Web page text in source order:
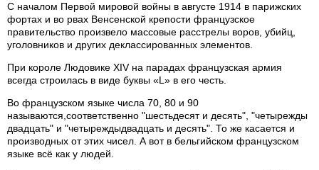
С началом Первой мировой войны в августе 1914 в парижских
фортах и во рвах Венсенской крепости французское
правительство произвело массовые расстрелы воров, убийц,
уголовников и других деклассированных элементов.
При короле Людовике XIV на парадах французская армия
всегда строилась в виде буквы «L» в его честь.
Во французском языке числа 70, 80 и 90
называются,соответственно "шестьдесят и десять", "четырежды
двадцать" и "четыреждыдвадцать и десять". То же касается и
производных от этих чисел. А вот в бельгийском французском
языке всё как у людей.